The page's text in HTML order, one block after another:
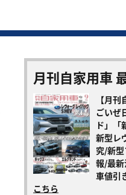
月刊自家用車
【月
ごいぜ
ド」「
新型レ
究/新
報/最
車値引
こちら